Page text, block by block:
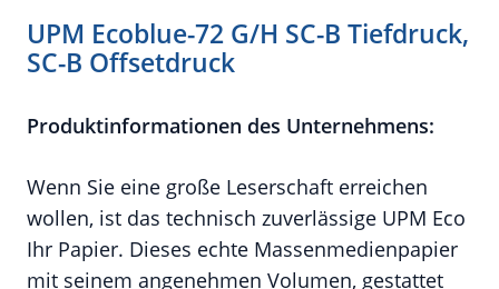
UPM Ecoblue-72 G/H SC-B Tiefdruck,
SC-B Offsetdruck
Produktinformationen des Unternehmens:
Wenn Sie eine große Leserschaft erreichen
wollen, ist das technisch zuverlässige UPM Eco
Ihr Papier. Dieses echte Massenmedienpapier
mit seinem angenehmen Volumen, gestattet